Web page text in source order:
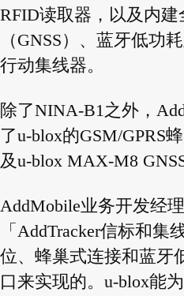
RFID读取器，以及内
（GNSS）、蓝牙低功
行动集线器。
除了NINA-B1之外，
了u-blox的GSM/GPRS
及u-blox MAX-M8
AddMobile业务开发经
「AddTracker信标和集
位、蜂巢式连接和蓝牙
口来实现的。u-blox能